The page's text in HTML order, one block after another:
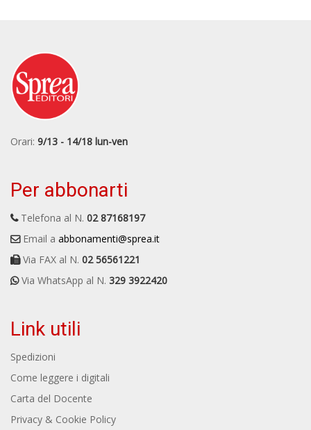
Orari: 9/13 - 14/18 lun-ven
Per abbonarti
Telefona al N. 02 87168197
Email a abbonamenti@sprea.it
Via FAX al N. 02 56561221
Via WhatsApp al N. 329 3922420
Link utili
Spedizioni
Come leggere i digitali
Carta del Docente
Privacy & Cookie Policy